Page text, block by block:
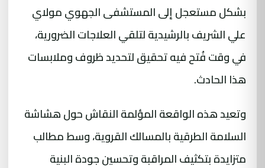
بشكل مستعجل إلى المستشفى الجهوي مولاي
علي الشريف بالرشيدية لتلقي العلاجات الضرورية،
في وقت فُتح فيه تحقيق لتحديد ظروف وملابسات
هذا الحادث.
وتعيد هذه الواقعة المؤلمة النقاش حول هشاشة
السلامة الطرقية بالمسالك القروية، وسط مطالب
متزايدة بتكثيف المراقبة وتحسين جودة البنية